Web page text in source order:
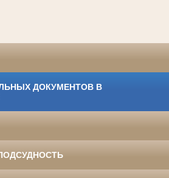
ДОКУМЕНТОВ В